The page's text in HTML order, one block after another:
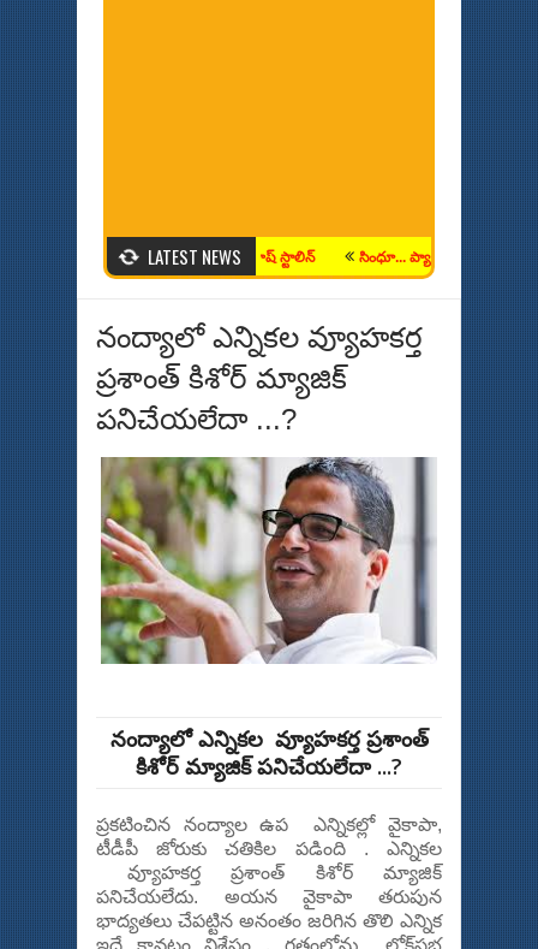
LATEST NEWS
నుంచి ఆధ్యాత్మిక మార్గం వైపు శభాష్ స్టాలిన్ సింధూ... ప్యారిస్ లో స్వర్ణమే
నంద్యాలో ఎన్నికల వ్యూహకర్త
ప్రశాంత్ కిశోర్ మ్యాజిక్
పనిచేయలేదా ...?
నంద్యాలో ఎన్నికల వ్యూహకర్త ప్రశాంత్
కిశోర్ మ్యాజిక్ పనిచేయలేదా ...?
ప్రకటించిన నంద్యాల ఉప ఎన్నికల్లో వైకాపా,
టీడీపీ జోరుకు చతికిల పడింది . ఎన్నికల
వ్యూహకర్త ప్రశాంత్ కిశోర్ మ్యాజిక్
పనిచేయలేదు. అయన వైకాపా తరుపున
భాద్యతలు చేపట్టిన అనంతం జరిగిన తొలి ఎన్నిక